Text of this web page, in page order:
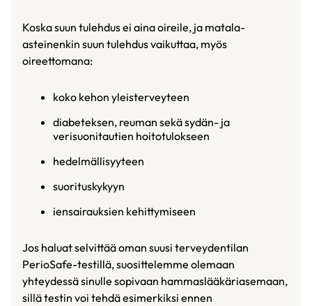
Koska suun tulehdus ei aina oireile, ja matala-
asteinenkin suun tulehdus vaikuttaa, myös
oireettomana:
koko kehon yleisterveyteen
diabeteksen, reuman sekä sydän- ja
verisuonitautien hoitotulokseen
hedelmällisyyteen
suorituskykyyn
iensairauksien kehittymiseen
Jos haluat selvittää oman suusi terveydentilan
PerioSafe-testillä, suosittelemme olemaan
yhteydessä sinulle sopivaan hammaslääkäriasemaan,
sillä testin voi tehdä esimerkiksi ennen